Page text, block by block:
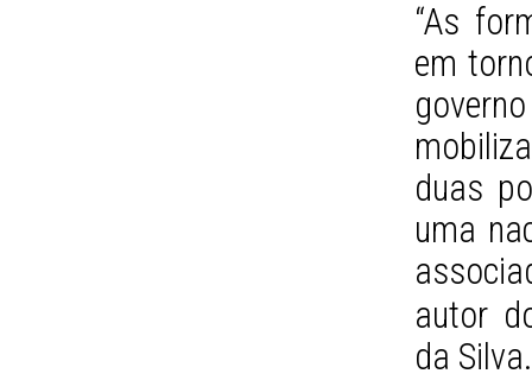
“As
em
duas
uma
autor
da Silva.